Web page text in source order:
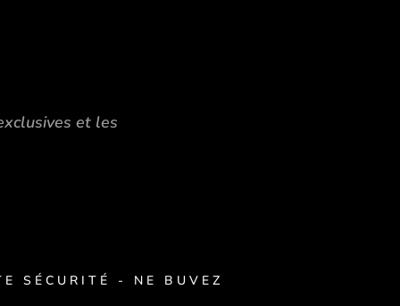
et les
SÉCURITÉ - NE BUVEZ